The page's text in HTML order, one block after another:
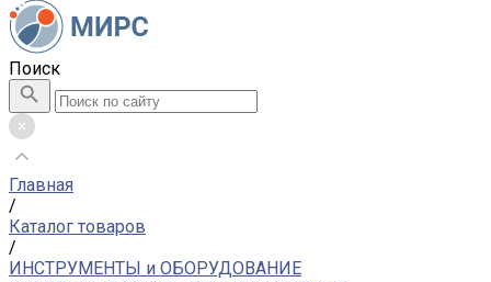
Поиск
Главная
/
Каталог товаров
/
ИНСТРУМЕНТЫ и ОБОРУДОВАНИЕ